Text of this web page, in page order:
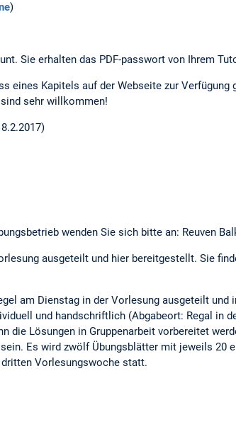
)
Sie erhalten das PDF-passwort von Ihrem
eines Kapitels auf der Webseite zur
sehr willkommen!
wenden Sie sich bitte an: Reuven
ausgeteilt und hier bereitgestellt. Sie
am Dienstag in der Vorlesung ausgeteilt
und handschriftlich (Abgabeort: Regal in
die Lösungen in Gruppenarbeit vorbereitet
Es wird zwölf Übungsblätter mit jeweils 20
dritten Vorlesungswoche statt.